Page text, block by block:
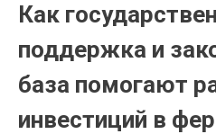
Как
поддержка и
база помогают
инвестиций в